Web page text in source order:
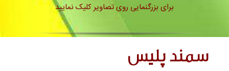
برای بزرگنمایی روی تصاویر کلیک نمایید
سمند پلیس